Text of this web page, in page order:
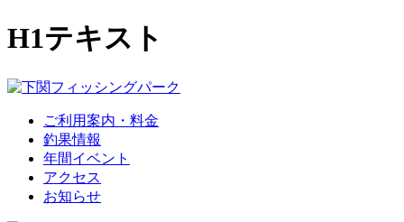
H1テキスト
ご利用案内・料金
釣果情報
年間イベント
アクセス
お知らせ